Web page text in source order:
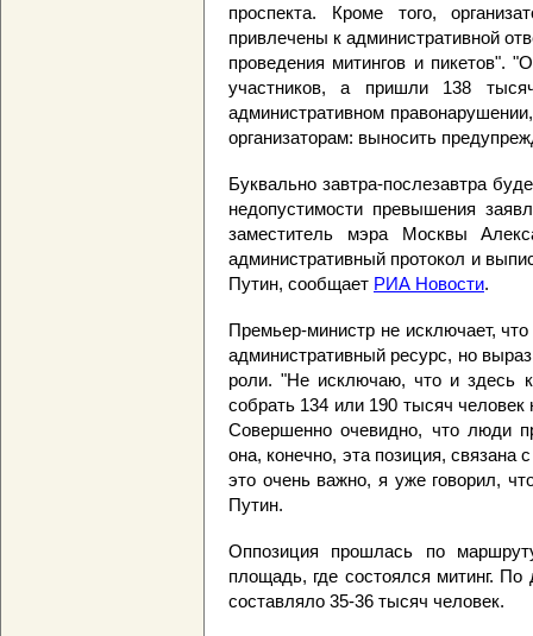
проспекта. Кроме того,
привлечены к административной
проведения митингов и пикетов".
участников, а пришли 138
административном
организаторам: выносить
Буквально завтра-послезавтра
недопустимости превышения
заместитель мэра Москвы
административный протокол и
Путин, сообщает РИА Новости.
Премьер-министр не исключает,
административный ресурс, но
роли. "Не исключаю, что и здесь
собрать 134 или 190 тысяч
Совершенно очевидно, что люди
она, конечно, эта позиция,
это очень важно, я уже говорил,
Путин.
Оппозиция прошлась по
площадь, где состоялся митинг.
составляло 35-36 тысяч человек.